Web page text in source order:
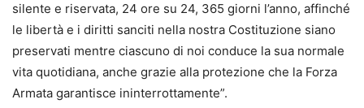
silente e riservata, 24 ore su 24, 365 giorni l’anno, affinché
le libertà e i diritti sanciti nella nostra Costituzione siano
preservati mentre ciascuno di noi conduce la sua normale
vita quotidiana, anche grazie alla protezione che la Forza
Armata garantisce ininterrottamente”.